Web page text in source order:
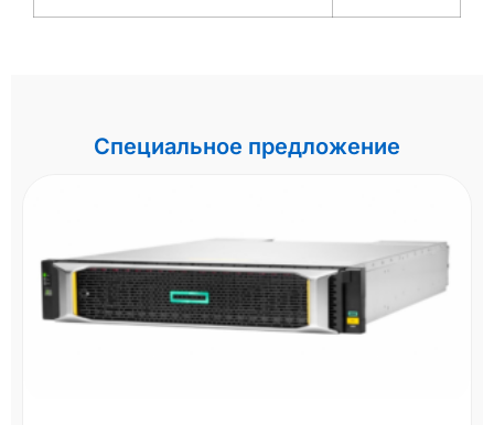
Специальное предложение